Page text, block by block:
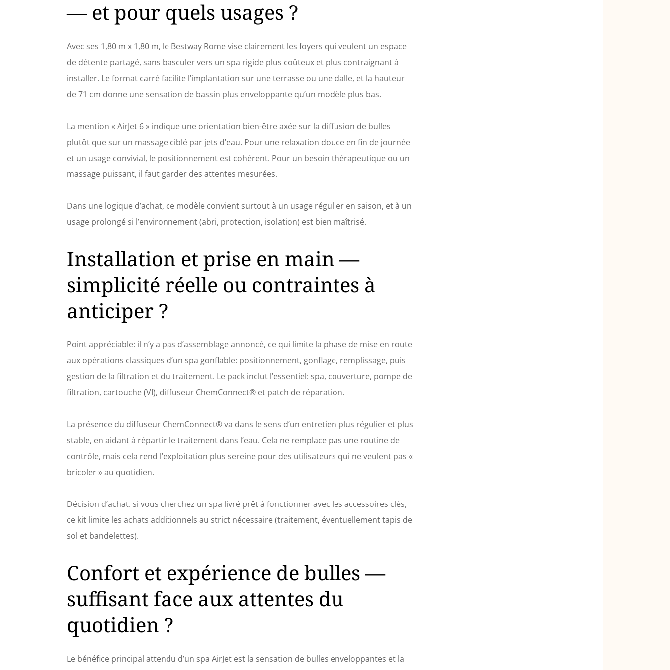
AirJet pour un massage à bulles chaudes, le bain à
remous assure la détente. Le système de filtration à
propre et fraîche. CONTENU DE LIVRAISON ÉTENDU :
Sont inclus une couverture thermique en 2 pièces,
un distributeur de produits chimiques
ChemConnect, une cartouche filtrante (60311 taille
VI), deux rustines de réparation et une pompe
UltraFit - tout pour une utilisation parfaite de votre
— et pour quels usages ?
Avec ses 1,80 m x 1,80 m, le Bestway Rome vise clairement les foyers qui veulent un espace
de détente partagé, sans basculer vers un spa rigide plus coûteux et plus contraignant à
installer. Le format carré facilite l’implantation sur une terrasse ou une dalle, et la hauteur
de 71 cm donne une sensation de bassin plus enveloppante qu’un modèle plus bas.
La mention « AirJet 6 » indique une orientation bien-être axée sur la diffusion de bulles
plutôt que sur un massage ciblé par jets d’eau. Pour une relaxation douce en fin de journée
et un usage convivial, le positionnement est cohérent. Pour un besoin thérapeutique ou un
massage puissant, il faut garder des attentes mesurées.
Dans une logique d’achat, ce modèle convient surtout à un usage régulier en saison, et à un
usage prolongé si l’environnement (abri, protection, isolation) est bien maîtrisé.
Installation et prise en main —
simplicité réelle ou contraintes à
anticiper ?
Point appréciable: il n’y a pas d’assemblage annoncé, ce qui limite la phase de mise en route
aux opérations classiques d’un spa gonflable: positionnement, gonflage, remplissage, puis
gestion de la filtration et du traitement. Le pack inclut l’essentiel: spa, couverture, pompe de
filtration, cartouche (VI), diffuseur ChemConnect® et patch de réparation.
La présence du diffuseur ChemConnect® va dans le sens d’un entretien plus régulier et plus
stable, en aidant à répartir le traitement dans l’eau. Cela ne remplace pas une routine de
contrôle, mais cela rend l’exploitation plus sereine pour des utilisateurs qui ne veulent pas «
bricoler » au quotidien.
Décision d’achat: si vous cherchez un spa livré prêt à fonctionner avec les accessoires clés,
ce kit limite les achats additionnels au strict nécessaire (traitement, éventuellement tapis de
sol et bandelettes).
Confort et expérience de bulles —
suffisant face aux attentes du
quotidien ?
Le bénéfice principal attendu d’un spa AirJet est la sensation de bulles enveloppantes et la